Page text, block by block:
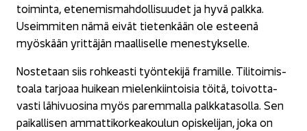
toi­min­ta, ete­ne­mis­mah­dol­li­suu­det ja hyvä palk­ka.
Useim­mi­ten nämä eivät tie­ten­kään ole es­tee­nä
myös­kään yrit­tä­jän maal­li­sel­le me­nes­tyk­sel­le.
Nos­te­taan siis roh­keas­ti työn­te­ki­jä fra­mil­le. Ti­li­toi­mis­
toa­la tar­jo­aa hui­kean mie­len­kiin­toi­sia töitä, toi­vot­ta­
vas­ti lä­hi­vuo­si­na myös pa­rem­mal­la palk­ka­ta­sol­la. Sen
pai­kal­li­sen am­mat­ti­kor­kea­kou­lun opis­ke­li­jan, joka on